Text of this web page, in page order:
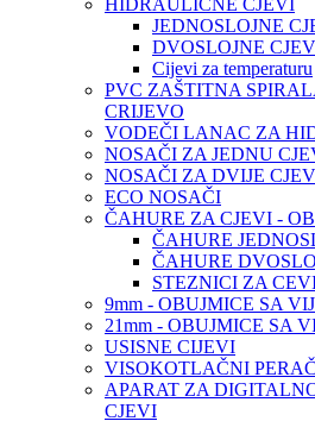
HIDRAULIČNE CJEVI
JEDNOSLOJNE
DVOSLOJNE
Cijevi za temperaturu
PVC ZAŠTITNA
CRIJEVO
VODEČI LANAC ZA
NOSAČI ZA JEDNU
NOSAČI ZA DVIJE
ECO NOSAČI
ČAHURE ZA CJEVI -
ČAHURE
ČAHURE
STEZNICI ZA
9mm - OBUJMICE SA
21mm - OBUJMICE SA
USISNE CIJEVI
VISOKOTLAČNI PERAČ
APARAT ZA
CJEVI